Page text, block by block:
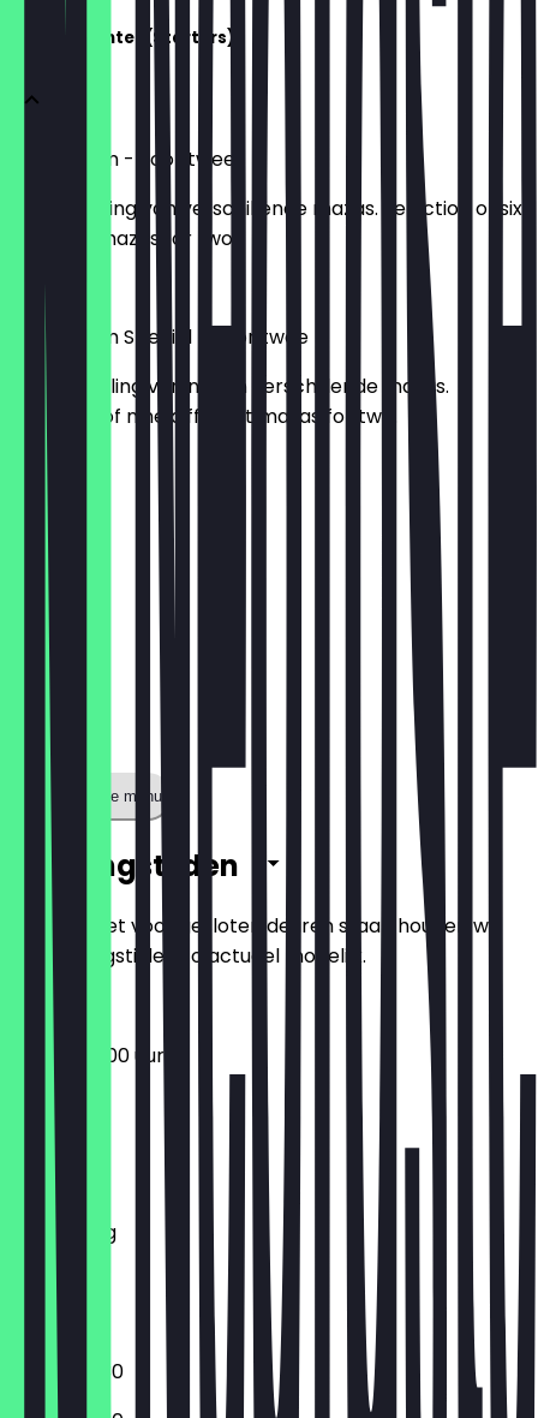
Voorgerechten(Starters)
Maza Sham - voor twee
Same Stelling van verschillende mazas. Selection of six
different mazas for two.
€ 24,95
Maza Sham Special - voor twee
Samenstelling van negen verschillende mazas.
Selection of nine different mazas for two.
€ 39,95
Toon volledige menu
Openingstijden
Zodat je niet voor gesloten deuren staat, houden we
de openingstijden zo actueel mogelijk.
09:00 - 22:00 uur
Maandag
Dinsdag
Woensdag
Donderdag
Vrijdag
Zaterdag
Zondag
09:00 - 21:30